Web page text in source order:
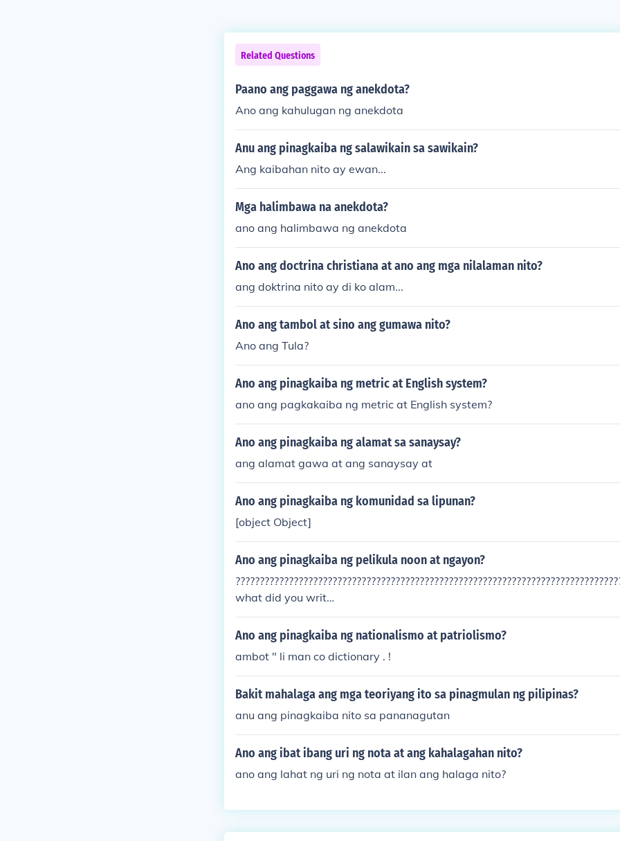
Related Questions
Paano ang paggawa ng anekdota?
Ano ang kahulugan ng anekdota
Anu ang pinagkaiba ng salawikain sa sawikain?
Ang kaibahan nito ay ewan...
Mga halimbawa na anekdota?
ano ang halimbawa ng anekdota
Ano ang doctrina christiana at ano ang mga nilalaman nito?
ang doktrina nito ay di ko alam...
Ano ang tambol at sino ang gumawa nito?
Ano ang Tula?
Ano ang pinagkaiba ng metric at English system?
ano ang pagkakaiba ng metric at English system?
Ano ang pinagkaiba ng alamat sa sanaysay?
ang alamat gawa at ang sanaysay at
Ano ang pinagkaiba ng komunidad sa lipunan?
[object Object]
Ano ang pinagkaiba ng pelikula noon at ngayon?
what did you writ
Ano ang pinagkaiba ng nationalismo at patriolismo?
ambot " li man co dictionary . !
Bakit mahalaga ang mga teoriyang ito sa pinagmulan ng pilipinas?
anu ang pinagkaiba nito sa pananagutan
Ano ang ibat ibang uri ng nota at ang kahalagahan nito?
ano ang lahat ng uri ng nota at ilan ang halaga nito?